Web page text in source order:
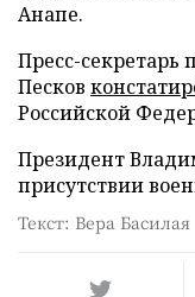
Анапе.
Пресс-
Песков
Российской
Президент
присутствии
Текст: Вера Басилая